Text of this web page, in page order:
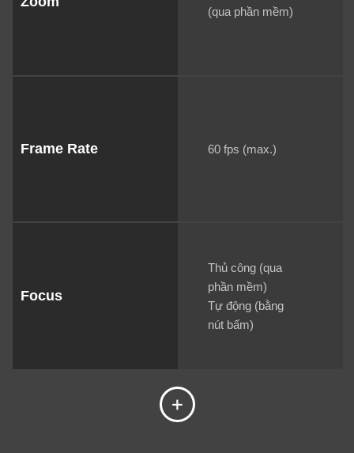
(qua phần mềm)
Frame Rate 60 fps (max.)
Focus
Thủ công (qua
phần mềm)
Tự động (bằng
nút bấm)